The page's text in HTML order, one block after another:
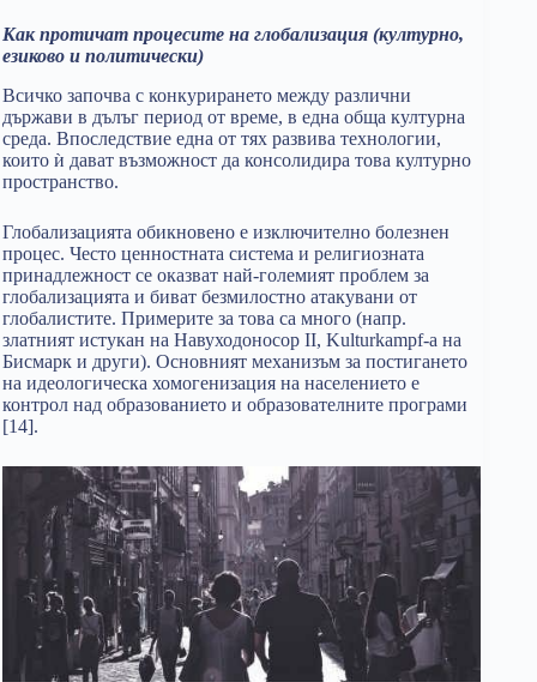
Как протичат процесите на глобализация (културно,
езиково и политически)
Всичко започва с конкурирането между различни
държави в дълъг период от време, в една обща културна
среда. Впоследствие една от тях развива технологии,
които ѝ дават възможност да консолидира това културно
пространство.
Глобализацията обикновено е изключително болезнен
процес. Често ценностната система и религиозната
принадлежност се оказват най-големият проблем за
глобализацията и биват безмилостно атакувани от
глобалистите. Примерите за това са много (напр.
златният истукан на Навуходоносор II, Kulturkampf-a на
Бисмарк и други). Основният механизъм за постигането
на идеологическа хомогенизация на населението е
контрол над образованието и образователните програми
[14].